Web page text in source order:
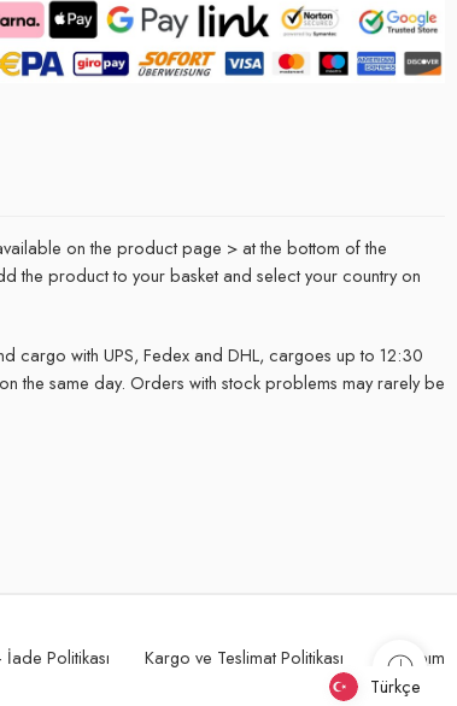
on the product page > at the bottom of the
the product to your basket and select your country on
cargo with UPS, Fedex and DHL, cargoes up to 12:30
the same day. Orders with stock problems may rarely be
Politikası Kargo ve Teslimat Politikası
Hesabım
Türkçe
Türkçe